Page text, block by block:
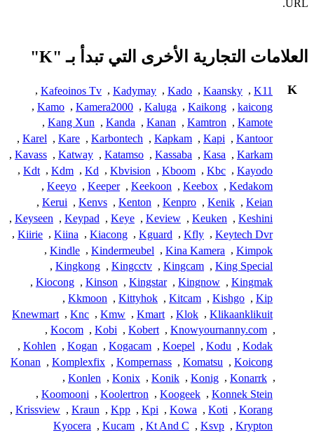
URL.
العلامات التجارية الأخرى التي تبدأ بـ "K"
K
K11
,
Kaansky
,
Kado
,
Kadymay
,
Kafeoinos Tv
,
kaicong
,
Kaikong
,
Kaluga
,
Kamera2000
,
Kamo
,
Kamote
,
Kamtron
,
Kanan
,
Kanda
,
Kang Xun
,
Kantoor
,
Kapi
,
Kapkam
,
Karbontech
,
Kare
,
Karel
,
Karkam
,
Kasa
,
Kassaba
,
Katamso
,
Katway
,
Kavass
,
Kayodo
,
Kbc
,
Kboom
,
Kbvision
,
Kd
,
Kdm
,
Kdt
,
Kedakom
,
Keebox
,
Keekoon
,
Keeper
,
Keeyo
,
Keian
,
Kenik
,
Kenpro
,
Kenton
,
Kenvs
,
Kerui
,
Keshini
,
Keuken
,
Keview
,
Keye
,
Keypad
,
Keyseen
,
Keytech Dvr
,
Kfly
,
Kguard
,
Kiacong
,
Kiina
,
Kiirie
,
Kimpok
,
Kina Kamera
,
Kindermeubel
,
Kindle
,
King Special
,
Kingcam
,
Kingcctv
,
Kingkong
,
Kingmak
,
Kingnow
,
Kingstar
,
Kinson
,
Kiocong
,
Kip
,
Kishgo
,
Kitcam
,
Kittyhok
,
Kkmoon
,
Klikaanklikuit
,
Klok
,
Kmart
,
Kmw
,
Knc
,
Knewmart
,
Knowyournanny.com
,
Kobert
,
Kobi
,
Kocom
,
Kodak
,
Kodu
,
Koepel
,
Kogacam
,
Kogan
,
Kohlen
,
Koicong
,
Komatsu
,
Kompernass
,
Komplexfix
,
Konan
,
Konarrk
,
Konig
,
Konik
,
Konix
,
Konlen
,
Konnek Stein
,
Koogeek
,
Koolertron
,
Koomooni
,
Korang
,
Koti
,
Kowa
,
Kpi
,
Kpp
,
Kraun
,
Krissview
,
Krypton
,
Ksvp
,
Kt And C
,
Kucam
,
Kyocera